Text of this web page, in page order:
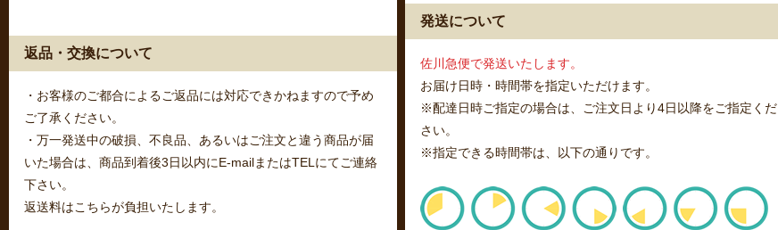
返品・交換について
・お客様のご都合によるご返品には対応できかねますので予め
ご了承ください。
・万一発送中の破損、不良品、あるいはご注文と違う商品が届
いた場合は、商品到着後3日以内にE-mailまたはTELにてご連絡
下さい。
返送料はこちらが負担いたします。
発送について
佐川急便で発送いたします。
お届け日時・時間帯を指定いただけます。
※配達日時ご指定の場合は、ご注文日より4日以降をご指定くだ
さい。
※指定できる時間帯は、以下の通りです。